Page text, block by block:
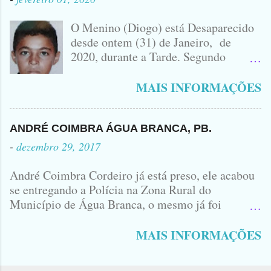
IDOMINIS FIDELIS FOTO
IDOMINIS FIDELIS VEÍCULO
ENVOLVIDO NO ACIDENTE UMA
MONTANA NA FOTO VOCÊS
PODEM OBSERVAR QUE TODAS...
O Menino (Diogo) está Desaparecido
desde ontem (31) de Janeiro, de
2020, durante a Tarde. Segundo
Bairro Jardim Karlota, aqui em
Companhia de dois Elementos. [83]9
98356406 - Se você souber de alguma
Informação, favor avisar através deste
Luciana, ela tá Desesperada.
MAIS INFORMAÇÕES
ANDRÉ COIMBRA ÁGUA BRANCA, PB.
- dezembro 29, 2017
André Coimbra Cordeiro já está preso, ele acabou
se entregando a Polícia na Zona Rural do
Município de Água Branca, o mesmo já foi
cedo, tinha surgido a informação que, o acusado,
MAIS INFORMAÇÕES